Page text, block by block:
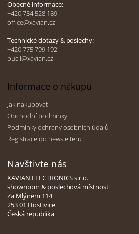
Obecné informace:
+420 734 528 189
office@xavian.cz
Technické dotazy & poslechy:
+420 775 799 192
bucil@xavian.cz
Informace o nákupu
Jak nakupovat
Obchodní podmínky
Podmínky ochrany osobních údajů
Registrace do newsletteru
Navštivte nás
XAVIAN ELECTRONICS s.r.o.
showroom & poslechová místnost
Za Mlýnem 114
253 01 Hostivice
Česká republika